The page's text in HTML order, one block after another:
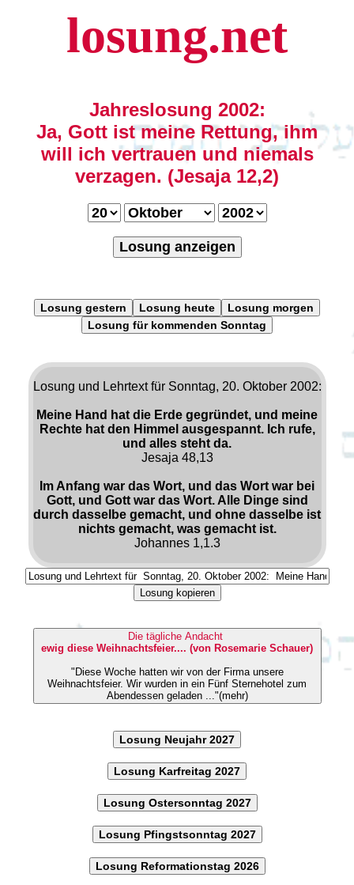
losung.net
Jahreslosung 2002:
Ja, Gott ist meine Rettung, ihm
will ich vertrauen und niemals
verzagen. (Jesaja 12,2)
Losung anzeigen
Losung gestern Losung heute
Losung morgen
Losung für kommenden Sonntag
Losung und Lehrtext für Sonntag, 20. Oktober 2002:
Meine Hand hat die Erde gegründet, und meine
Rechte hat den Himmel ausgespannt. Ich rufe,
und alles steht da.
Jesaja 48,13
Im Anfang war das Wort, und das Wort war bei
Gott, und Gott war das Wort. Alle Dinge sind
durch dasselbe gemacht, und ohne dasselbe ist
nichts gemacht, was gemacht ist.
Johannes 1,1.3
Losung kopieren
Die tägliche Andacht
ewig diese Weihnachtsfeier.... (von Rosemarie Schauer)
"Diese Woche hatten wir von der Firma unsere
Weihnachtsfeier. Wir wurden in ein Fünf Sternehotel zum
Abendessen geladen ..."(mehr)
Losung Neujahr 2027
Losung Karfreitag 2027
Losung Ostersonntag 2027
Losung Pfingstsonntag 2027
Losung Reformationstag 2026